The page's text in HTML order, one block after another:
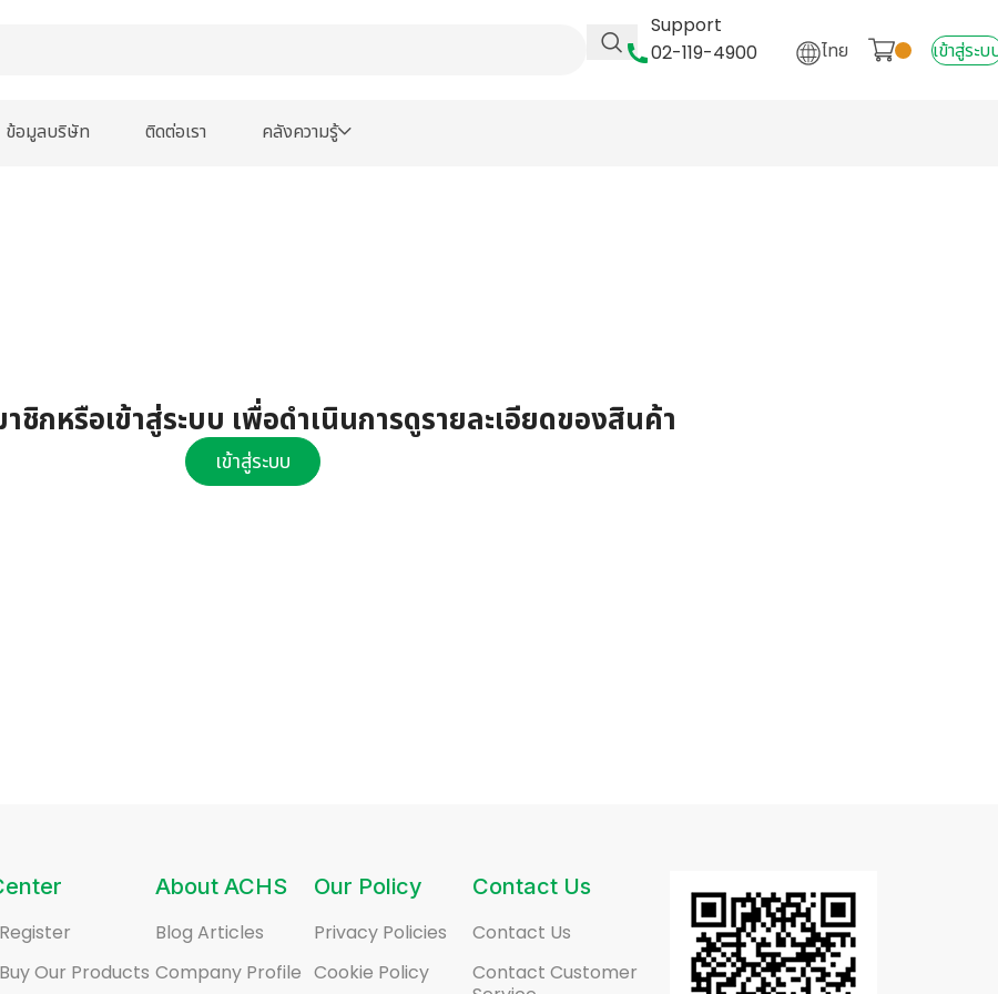
Support
02-119-4900
ไทย เข้าสู่ระบ
ข้อมูลบริษัท ติดต่อเรา คลังความรู้
กหรือเข้าสู่ระบบ เพื่อดำเนินการดูรายละเอียดของสินค้า
เข้าสู่ระบบ
Our Products
About ACHS
Blog Articles
Company Profile
Our Policy
Privacy Policies
Cookie Policy
Contact Us
Contact Us
Contact Customer